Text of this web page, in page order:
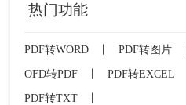
热门功能
PDF转WORD PDF转图片
OFD转PDF
PDF转EXCEL
PDF转TXT